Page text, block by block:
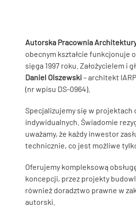
Autorska Pracownia
obecnym kształcie funkcjonuje
sięga 1997 roku. Założycielem
Daniel Olszewski– architekt
(nr wpisu DS-0964).
Specjalizujemy się w
indywidualnych. Świadomie
uważamy, że każdy inwestor
technicznie, co jest możliwe
Oferujemy kompleksową
koncepcji, przez projekty
również doradztwo prawne w
autorski.